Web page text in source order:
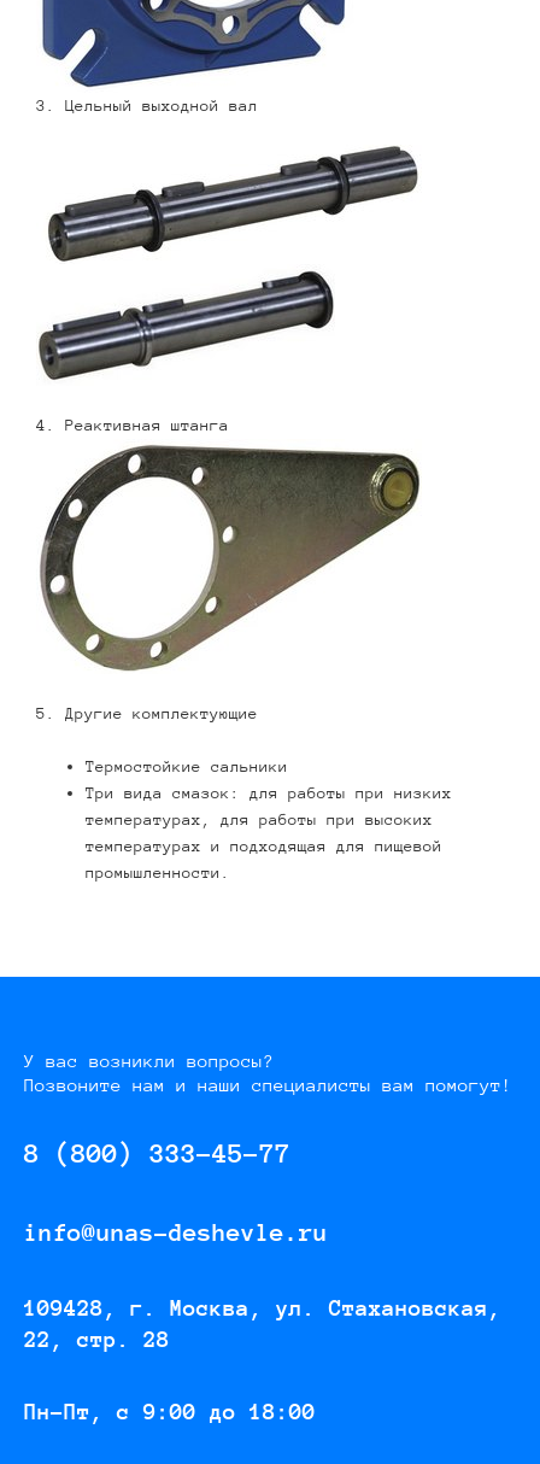
3. Цельный выходной вал
4. Реактивная штанга
5. Другие комплектующие
Термостойкие сальники
Три вида смазок: для работы при низких
температурах, для работы при высоких
температурах и подходящая для пищевой
промышленности.
У вас возникли вопросы?
Позвоните нам и наши специалисты вам помогут!
8 (800) 333-45-77
info@unas-deshevle.ru
109428, г. Москва, ул. Стахановская,
22, стр. 28
Пн-Пт, с 9:00 до 18:00